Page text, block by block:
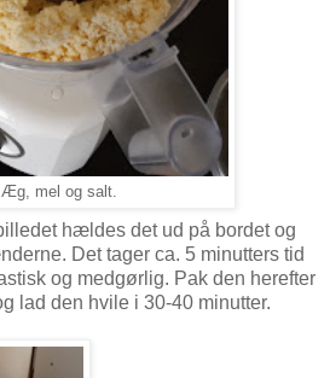
Æg, mel og salt.
hældes det ud på bordet og
Det tager ca. 5 minutters tid
og medgørlig. Pak den herefter
lad den hvile i 30-40 minutter.